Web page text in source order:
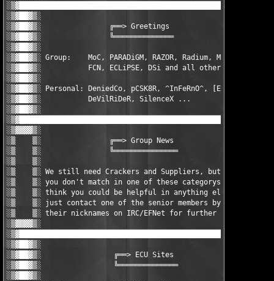
░▒▓██▓▒░
░▒▓██▓▒░                ╔══> Greetings                  ░▒
░▒▓██▓▒░                ╚══════════════                 ░▒
░▒▓██▓▒░                                                ░▒
░▒▓██▓▒░ Group:    MoC, PARADiGM, RAZOR, Radium, MtP,   ░▒
░▒▓██▓▒░           FCN, ECLiPSE, DSi and all others     ░▒
░▒▓██▓▒░                                                ░▒
░▒▓██▓▒░ Personal: DeniedCo, pCSK8R, ^InFeRnO^, [Eddi]  ░▒
░▒▓██▓▒░           DeVilRiDeR, SilenceX ...             ░▒
░▒▓██▓▒░
░▒▓▓▓▓▒░
░▒    ▒░                ╔══> Group News
░▒    ▒░                ╚═══════════════
░▒    ▒░
░▒    ▒░ We still need Crackers and Suppliers, but if
░▒    ▒░ you don't match in one of these categorys and
░▒    ▒░ think you could be helpful in anything else,
░▒    ▒░ just contact one of the senior members by
░▒    ▒░ their nicknames on IRC/EFNet for further iNFO.
░▒▓▓▓▓▒░
░▒▓██▓▒░
░▒▓██▓▒░                 ╔══> ECU Sites                 ░▒
░▒▓██▓▒░                 ╚══════════════                ░▒
░▒▓██▓▒░                                                ░▒